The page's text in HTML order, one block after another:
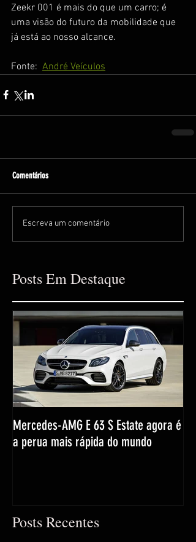
Zeekr 001 é mais do que um carro; é
uma visão do futuro da mobilidade que
já está ao nosso alcance.
Fonte: André Veículos
Comentários
Escreva um comentário
Posts Em Destaque
Mercedes-AMG E 63 S Estate agora é
a perua mais rápida do mundo
Posts Recentes